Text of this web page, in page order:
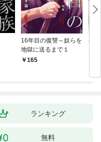
16年目の復讐～奴らを
地獄に送るまで１
165
ベ
ランキング
無料